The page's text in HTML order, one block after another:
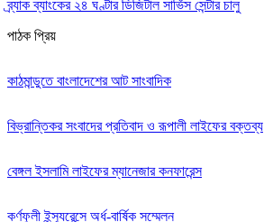
ব্র্যাক ব্যাংকের ২৪ ঘণ্টার ডিজিটাল সার্ভিস সেন্টার চালু
পাঠক প্রিয়
কাঠমান্ডুতে বাংলাদেশের আট সাংবাদিক
বিভ্রান্তিকর সংবাদের প্রতিবাদ ও রূপালী লাইফের বক্তব্য
বেঙ্গল ইসলামি লাইফের ম্যানেজার কনফারেন্স
কর্ণফুলী ইন্স্যুরেন্সে অর্ধ-বার্ষিক সম্মেলন